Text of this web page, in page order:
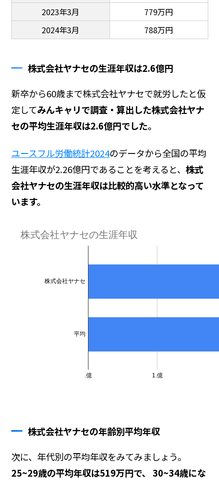
2023年3月
779万円
2024年3月
788万円
株式会社ヤナセの生涯年収は2.6億円
新卒から60歳まで株式会社ヤナセで就労したと仮
定してみんキャリで調査・算出した株式会社ヤナ
セの平均生涯年収は2.6億円でした。
ユースフル労働統計2024のデータから全国の平均
生涯年収が2.26億円であることを考えると、 株式
会社ヤナセの生涯年収は比較的高い水準となって
います。
株式会社ヤナセの年齢別平均年収
次に、年代別の平均年収をみてみましょう。
25~29歳の平均年収は519万円で、 30~34歳にな